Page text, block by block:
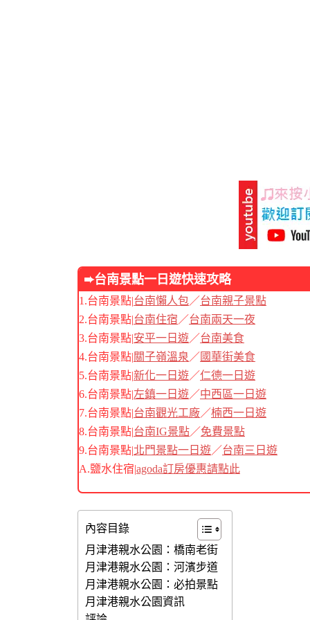
➨台南景點一日遊快速攻略
1.台南景點|台南懶人包／台南親子景點
2.台南景點|台南住宿 ／台南兩天一夜
3.台南景點|安平一日遊／台南美食
4.台南景點|關子嶺溫泉 ／ 國華街美食
5.台南景點|新化一日遊／仁德一日遊
6.台南景點|左鎮一日遊／中西區一日遊
7.台南景點|台南觀光工廠／楠西一日遊
8.台南景點|台南IG景點／免費景點
9.台南景點|北門景點一日遊／台南三日遊
A.鹽水住宿|agoda訂房優惠請點此
內容目錄
月津港親水公園：橋南老街
月津港親水公園：河濱步道
月津港親水公園：必拍景點
月津港親水公園資訊